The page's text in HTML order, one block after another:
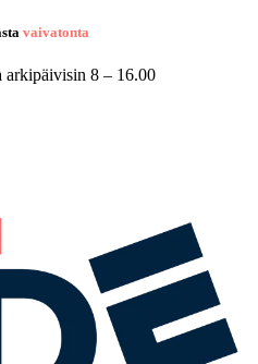
vaivatonta
arkipäivisin 8 – 16.00